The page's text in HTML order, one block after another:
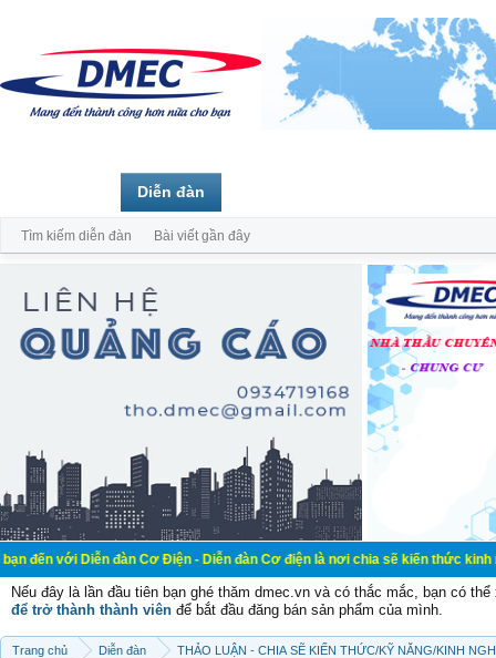
đàn Cơ Điện - Diễn đàn Cơ điện là nơi chia sẽ kiến thức kinh nghiệm
Nếu đây là lần đầu tiên bạn ghé thăm dmec.vn và có thắc mắc, bạn có
để trở thành thành viên để bắt đầu đăng bán sản phẩm của mình.
Trang chủ Diễn đàn THẢO LUẬN - CHIA SẼ KIẾN THỨC/KỸ NĂNG/KINH
Diễn đàn
Tìm kiếm diễn đàn Bài viết gần đây